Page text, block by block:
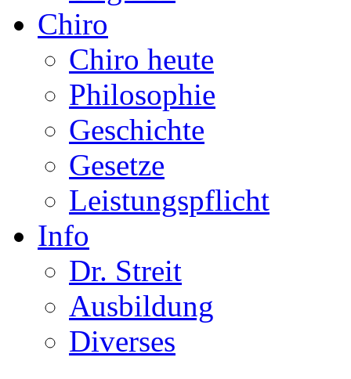
Chiro
Chiro heute
Philosophie
Geschichte
Gesetze
Leistungspflicht
Info
Dr. Streit
Ausbildung
Diverses